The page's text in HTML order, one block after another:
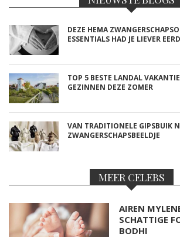
DEZE HEMA
ESSENTIALS HAD JE LIEVER
TOP 5 BESTE LANDAL
GEZINNEN DEZE ZOMER
VAN TRADITIONELE GIPSBUIK
ZWANGERSCHAPSBEELDJE
MEER CELEBS
AIREN
SCHATTIGE
BODHI